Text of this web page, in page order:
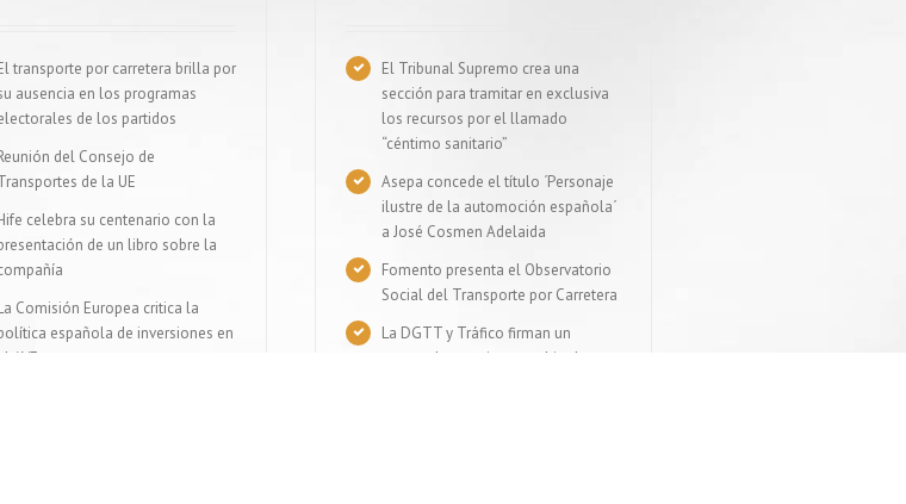
transporte por carretera brilla por
ausencia en los programas
de los partidos
del Consejo de
de la UE
celebra su centenario con la
de un libro sobre la
Comisión Europea critica la
española de inversiones en
el AVE
El Tribunal Supremo crea una
sección para tramitar en exclusiva
los recursos por el llamado
“céntimo sanitario”
Asepa concede el título ´Personaje
ilustre de la automoción española´
a José Cosmen Adelaida
Fomento presenta el Observatorio
Social del Transporte por Carretera
La DGTT y Tráfico firman un
protocolo para intercambio de